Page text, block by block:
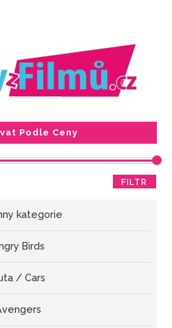
Podle Ceny
FILTR
kategorie
Birds
/ Cars